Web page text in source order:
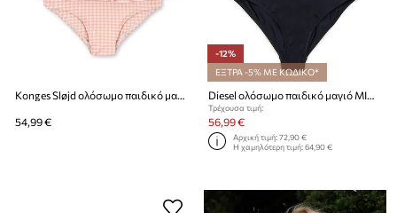
54,99 €
-12%
ΕΞΤΡΑ -5% ΜΕ ΚΩΔΙΚΟ*
Τρέχουσα τιμή:
56,99 €
Αρχική τιμή:72,90 €
Η χαμηλότερη τιμή:64,90 €